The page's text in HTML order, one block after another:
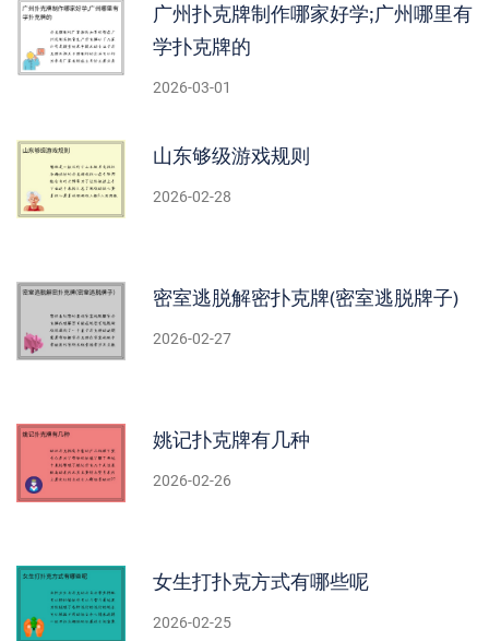
广州扑克牌制作哪家好学;广州哪里有
学扑克牌的
2026-03-01
山东够级游戏规则
2026-02-28
密室逃脱解密扑克牌(密室逃脱牌子)
2026-02-27
姚记扑克牌有几种
2026-02-26
女生打扑克方式有哪些呢
2026-02-25